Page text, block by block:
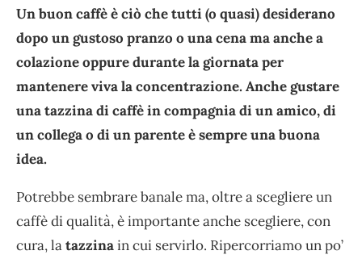
Un buon caffè è ciò che tutti (o quasi) desiderano
dopo un gustoso pranzo o una cena ma anche a
colazione oppure durante la giornata per
mantenere viva la concentrazione. Anche gustare
una tazzina di caffè in compagnia di un amico, di
un collega o di un parente è sempre una buona
idea.
Potrebbe sembrare banale ma, oltre a scegliere un
caffè di qualità, è importante anche scegliere, con
cura, latazzinain cui servirlo. Ripercorriamo un po’